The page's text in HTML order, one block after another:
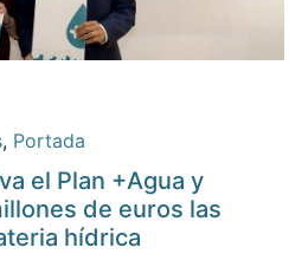
, Portada
el Plan +Agua y
de euros las
hídrica